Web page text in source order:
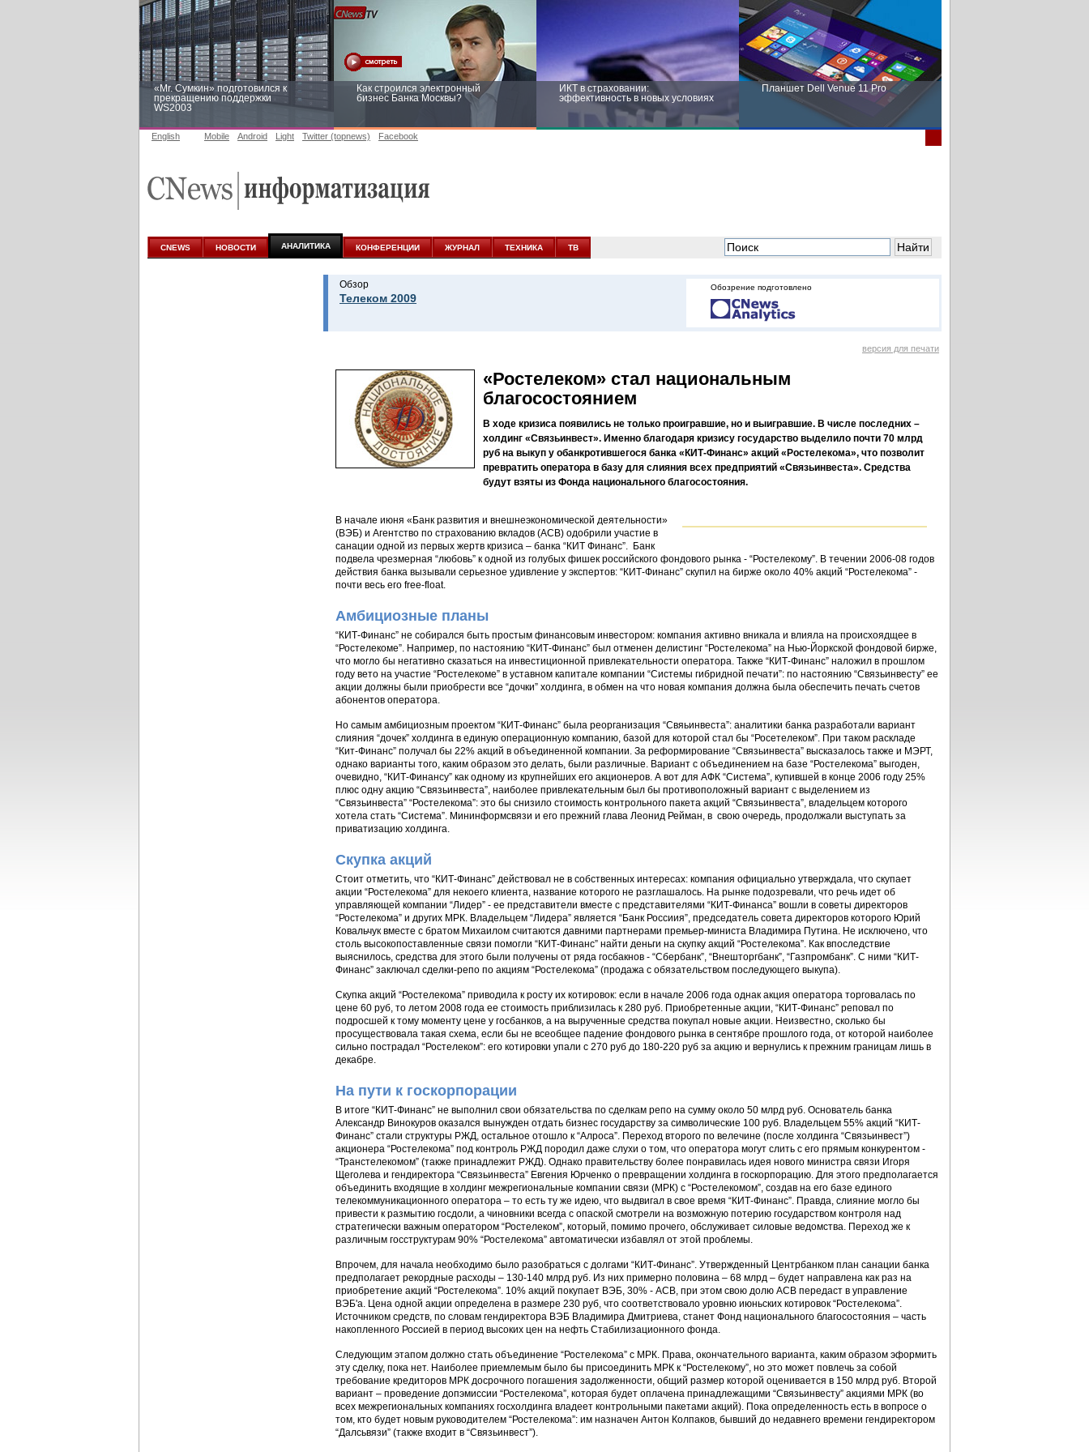
«Mr. Сумкин» подготовился к
прекращению поддержки
WS2003
Как строился электронный
бизнес Банка Москвы?
ИКТ в страховании:
эффективность в новых условиях
Планшет Dell Venue 11 Pro
аналитике
новых условиях
English Mobile Android Light Twitter (topnews) Facebook
CNEWS НОВОСТИ АНАЛИТИКА КОНФЕРЕНЦИИ ЖУРНАЛ ТЕХНИКА ТВ
Обзор
Телеком 2009
Обозрение подготовлено
версия для печати
«Ростелеком» стал национальным
благосостоянием
В ходе кризиса появились не только проигравшие, но и выигравшие. В числе последних –
холдинг «Связьинвест». Именно благодаря кризису государство выделило почти 70 млрд
руб на выкуп у обанкротившегося банка «КИТ-Финанс» акций «Ростелекома», что позволит
превратить оператора в базу для слияния всех предприятий «Связьинвеста». Средства
будут взяты из Фонда национального благосостояния.
В начале июня «Банк развития и внешнеэкономической деятельности»
(ВЭБ) и Агентство по страхованию вкладов (АСВ) одобрили участие в
санации одной из первых жертв кризиса – банка “КИТ Финанс”. Банк
подвела чрезмерная “любовь” к одной из голубых фишек российского фондового рынка - “Ростелекому”. В течении 2006-08 годов
действия банка вызывали серьезное удивление у экспертов: “КИТ-Финанс” скупил на бирже около 40% акций “Ростелекома” -
почти весь его free-float.
Амбициозные планы
“КИТ-Финанс” не собирался быть простым финансовым инвестором: компания активно вникала и влияла на происхоядщее в
“Ростелекоме”. Например, по настоянию “КИТ-Финанс” был отменен делистинг “Ростелекома” на Нью-Йоркской фондовой бирже,
что могло бы негативно сказаться на инвестиционной привлекательности оператора. Также “КИТ-Финанс” наложил в прошлом
году вето на участие “Ростелекоме” в уставном капитале компании “Системы гибридной печати”: по настоянию “Связьинвесту” ее
акции должны были приобрести все “дочки” холдинга, в обмен на что новая компания должна была обеспечить печать счетов
абонентов оператора.
Но самым амбициозным проектом “КИТ-Финанс” была реорганизация “Свяьинвеста”: аналитики банка разработали вариант
слияния “дочек” холдинга в единую операционную компанию, базой для которой стал бы “Росетелеком”. При таком раскладе
“Кит-Финанс” получал бы 22% акций в объединенной компании. За реформирование “Связьинвеста” высказалось также и МЭРТ,
однако варианты того, каким образом это делать, были различные. Вариант с объединением на базе “Ростелекома” выгоден,
очевидно, “КИТ-Финансу” как одному из крупнейших его акционеров. А вот для АФК “Система”, купившей в конце 2006 году 25%
плюс одну акцию “Связьинвеста”, наиболее привлекательным был бы противоположный вариант с выделением из
“Связьинвеста” “Ростелекома”: это бы снизило стоимость контрольного пакета акций “Связьинвеста”, владельцем которого
хотела стать “Система”. Мининформсвязи и его прежний глава Леонид Рейман, в свою очередь, продолжали выступать за
приватизацию холдинга.
Скупка акций
Стоит отметить, что “КИТ-Финанс” действовал не в собственных интересах: компания официально утверждала, что скупает
акции “Ростелекома” для некоего клиента, название которого не разглашалось. На рынке подозревали, что речь идет об
управляющей компании “Лидер” - ее представители вместе с представителями “КИТ-Финанса” вошли в советы директоров
“Ростелекома” и других МРК. Владельцем “Лидера” является “Банк Россиия”, председатель совета директоров которого Юрий
Ковальчук вместе с братом Михаилом считаются давними партнерами премьер-министа Владимира Путина. Не исключено, что
столь высокопоставленные связи помогли “КИТ-Финанс” найти деньги на скупку акций “Ростелекома”. Как впоследствие
выяснилось, средства для этого были получены от ряда госбакнов - “Сбербанк”, “Внешторгбанк”, “Газпромбанк”. С ними “КИТ-
Финанс” заключал сделки-репо по акциям “Ростелекома” (продажа с обязательством последующего выкупа).
Скупка акций “Ростелекома” приводила к росту их котировок: если в начале 2006 года однак акция оператора торговалась по
цене 60 руб, то летом 2008 года ее стоимость приблизилась к 280 руб. Приобретенные акции, “КИТ-Финанс” реповал по
подросшей к тому моменту цене у госбанков, а на вырученные средства покупал новые акции. Неизвестно, сколько бы
просуществовала такая схема, если бы не всеобщее падение фондового рынка в сентябре прошлого года, от которой наиболее
сильно пострадал “Ростелеком”: его котировки упали с 270 руб до 180-220 руб за акцию и вернулись к прежним границам лишь в
декабре.
На пути к госкорпорации
В итоге “КИТ-Финанс” не выполнил свои обязательства по сделкам репо на сумму около 50 млрд руб. Основатель банка
Александр Винокуров оказался вынужден отдать бизнес государству за символические 100 руб. Владельцем 55% акций “КИТ-
Финанс” стали структуры РЖД, остальное отошло к “Алроса”. Переход второго по велечине (после холдинга “Связьинвест”)
акционера “Ростелекома” под контроль РЖД породил даже слухи о том, что оператора могут слить с его прямым конкурентом -
“Транстелекомом” (также принадлежит РЖД). Однако правительству более понравилась идея нового министра связи Игоря
Щеголева и гендиректора “Связьинвеста” Евгения Юрченко о превращении холдинга в госкорпорацию. Для этого предполагается
объединить входящие в холдинг межрегиональные компании связи (МРК) с “Ростелекомом”, создав на его базе единого
телекоммуникационного оператора – то есть ту же идею, что выдвигал в свое время “КИТ-Финанс”. Правда, слияние могло бы
привести к размытию госдоли, а чиновники всегда с опаской смотрели на возможную потерию государством контроля над
стратегически важным оператором “Ростелеком”, который, помимо прочего, обслуживает силовые ведомства. Переход же к
различным госструктурам 90% “Ростелекома” автоматически избавлял от этой проблемы.
Впрочем, для начала необходимо было разобраться с долгами “КИТ-Финанс”. Утвержденный Центрбанком план санации банка
предполагает рекордные расходы – 130-140 млрд руб. Из них примерно половина – 68 млрд – будет направлена как раз на
приобретение акций “Ростелекома”. 10% акций покупает ВЭБ, 30% - АСВ, при этом свою долю АСВ передаст в управление
ВЭБ'а. Цена одной акции определена в размере 230 руб, что соответствовало уровню июньских котировок “Ростелекома”.
Источником средств, по словам гендиректора ВЭБ Владимира Дмитриева, станет Фонд национального благосостояния – часть
накопленного Россией в период высоких цен на нефть Стабилизационного фонда.
Следующим этапом должно стать объединение “Ростелекома” с МРК. Права, окончательного варианта, каким образом эформить
эту сделку, пока нет. Наиболее приемлемым было бы присоединить МРК к “Ростелекому”, но это может повлечь за собой
требование кредиторов МРК досрочного погашения задолженности, общий размер которой оценивается в 150 млрд руб. Второй
вариант – проведение допэмиссии “Ростелекома”, которая будет оплачена принадлежащими “Связьинвесту” акциями МРК (во
всех межрегиональных компаниях госхолдинга владеет контрольными пакетами акций). Пока определенность есть в вопросе о
том, кто будет новым руководителем “Ростелекома”: им назначен Антон Колпаков, бывший до недавнего времени гендиректором
“Далсьвязи” (также входит в “Связьинвест”).